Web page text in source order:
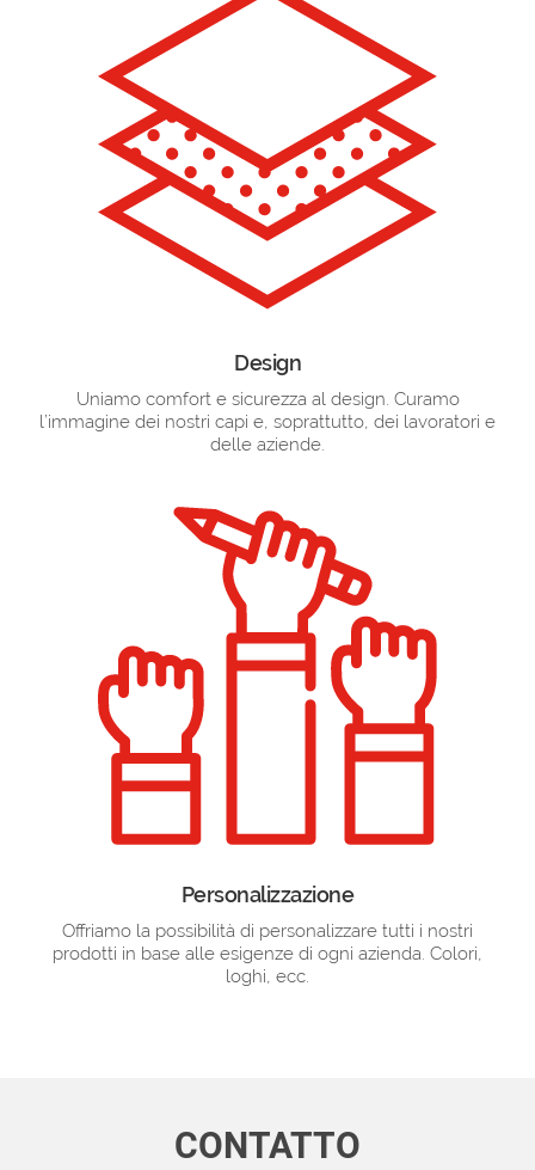
Design
Uniamo comfort e sicurezza al design. Curamo
l’immagine dei nostri capi e, soprattutto, dei lavoratori e
delle aziende.
Personalizzazione
Offriamo la possibilità di personalizzare tutti i nostri
prodotti in base alle esigenze di ogni azienda. Colori,
loghi, ecc.
CONTATTO